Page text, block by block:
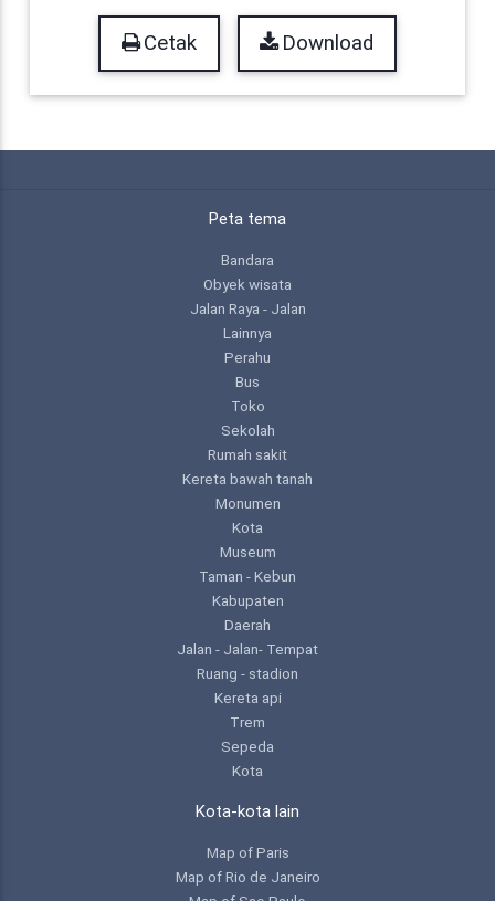
Cetak Download
Peta tema
Bandara
Obyek wisata
Jalan Raya - Jalan
Lainnya
Perahu
Bus
Toko
Sekolah
Rumah sakit
Kereta bawah tanah
Monumen
Kota
Museum
Taman - Kebun
Kabupaten
Daerah
Jalan - Jalan- Tempat
Ruang - stadion
Kereta api
Trem
Sepeda
Kota
Kota-kota lain
Map of Paris
Map of Rio de Janeiro